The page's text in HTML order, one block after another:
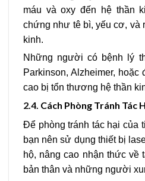
máu và oxy đến hệ thần
chứng như tê bì, yếu cơ, và
kinh.
Những người có bệnh lý
Parkinson, Alzheimer,
cao bị tổn thương hệ thần
2.4. Cách Phòng Tránh Tác
Để phòng tránh tác hại của
bạn nên sử dụng thiết bị
hộ, nâng cao nhận thức về
bản thân và những người